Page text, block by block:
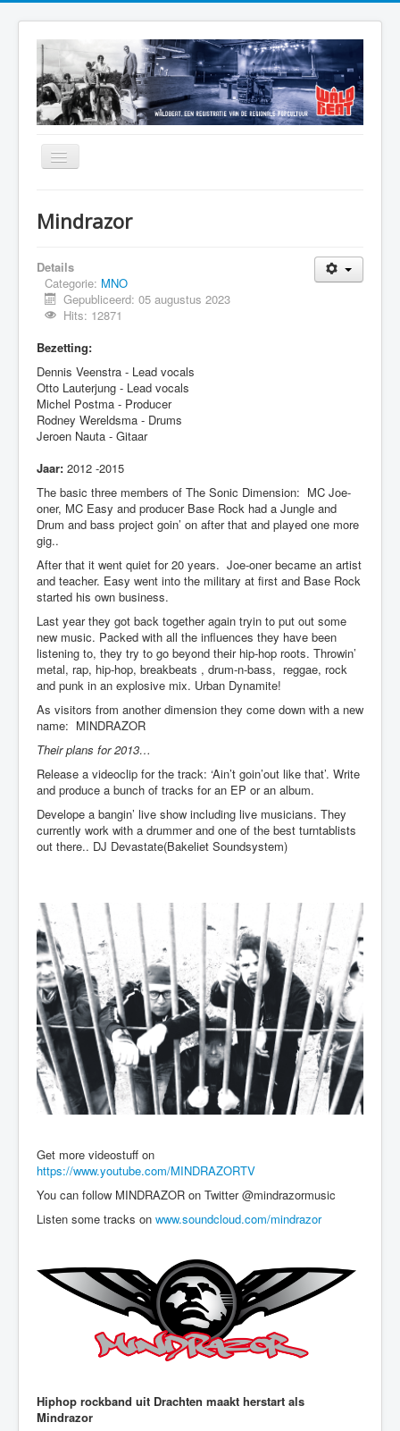
Alfabetisch Overzicht
Mooie Verhalen
Jaaroverzicht
Muzikanten
Podia
Theaterburo Friesland
Nieuws
Mindrazor
Details
Categorie: MNO
Gepubliceerd: 05 augustus 2023
Hits: 12871
Bezetting:
Dennis Veenstra - Lead vocals
Otto Lauterjung - Lead vocals
Michel Postma - Producer
Rodney Wereldsma - Drums
Jeroen Nauta - Gitaar
Jaar: 2012 -2015
The basic three members of The Sonic Dimension: MC Joe-
oner, MC Easy and producer Base Rock had a Jungle and
Drum and bass project goin’ on after that and played one more
gig..
After that it went quiet for 20 years. Joe-oner became an artist
and teacher. Easy went into the military at first and Base Rock
started his own business.
Last year they got back together again tryin to put out some
new music. Packed with all the influences they have been
listening to, they try to go beyond their hip-hop roots. Throwin’
metal, rap, hip-hop, breakbeats , drum-n-bass, reggae, rock
and punk in an explosive mix. Urban Dynamite!
As visitors from another dimension they come down with a new
name: MINDRAZOR
Their plans for 2013…
Release a videoclip for the track: ‘Ain’t goin’out like that’. Write
and produce a bunch of tracks for an EP or an album.
Develope a bangin’ live show including live musicians. They
currently work with a drummer and one of the best turntablists
out there.. DJ Devastate(Bakeliet Soundsystem)
Get more videostuff on
https://www.youtube.com/MINDRAZORTV
You can follow MINDRAZOR on Twitter @mindrazormusic
Listen some tracks on www.soundcloud.com/mindrazor
Hiphop rockband uit Drachten maakt herstart als
Mindrazor